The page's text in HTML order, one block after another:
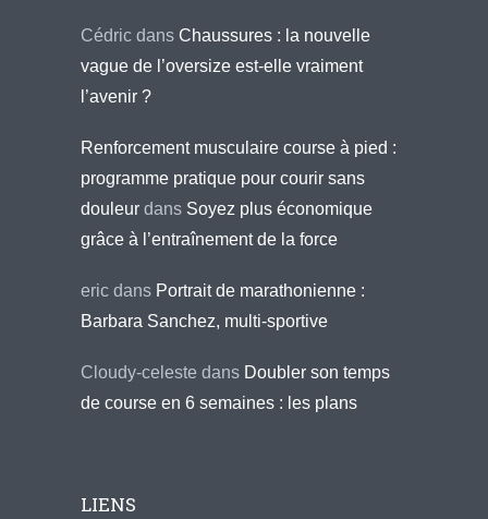
Cédric dans Chaussures : la nouvelle
vague de l’oversize est-elle vraiment
l’avenir ?
Renforcement musculaire course à pied :
programme pratique pour courir sans
douleur dans Soyez plus économique
grâce à l’entraînement de la force
eric dans Portrait de marathonienne :
Barbara Sanchez, multi-sportive
Cloudy-celeste dans Doubler son temps
de course en 6 semaines : les plans
LIENS